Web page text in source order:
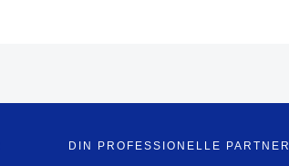
DIN PROFESSIONELLE PARTNER